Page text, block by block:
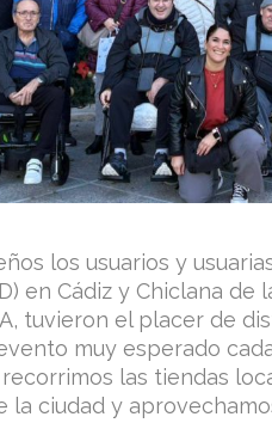
los usuarios y
en Cádiz y Chiclana de
tuvieron el placer de
muy esperado
las tiendas
la ciudad y